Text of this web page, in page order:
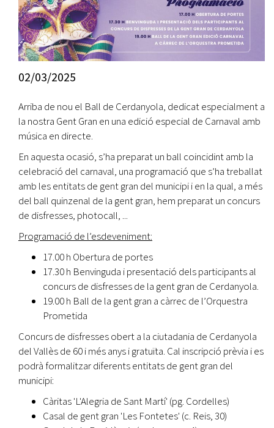
02/03/2025
Arriba de nou el Ball de Cerdanyola, dedicat especialment a
la nostra Gent Gran en una edició especial de Carnaval amb
música en directe.
En aquesta ocasió, s’ha preparat un ball coincidint amb la
celebració del carnaval, una programació que s’ha treballat
amb les entitats de gent gran del municipi i en la qual, a més
del ball quinzenal de la gent gran, hem preparat un concurs
de disfresses, photocall, ...
Programació de l’esdeveniment:
17.00 h Obertura de portes
17.30 h Benvinguda i presentació dels participants al
concurs de disfresses de la gent gran de Cerdanyola.
19.00 h Ball de la gent gran a càrrec de l’Orquestra
Prometida
Concurs de disfresses obert a la ciutadania de Cerdanyola
del Vallès de 60 i més anys i gratuïta. Cal inscripció prèvia i es
podrà formalitzar diferents entitats de gent gran del
municipi:
Càritas 'L'Alegria de Sant Martí' (pg. Cordelles)
Casal de gent gran 'Les Fontetes' (c. Reis, 30)